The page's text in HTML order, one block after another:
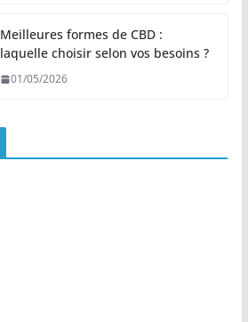
Meilleures formes de CBD :
laquelle choisir selon vos besoins ?
01/05/2026